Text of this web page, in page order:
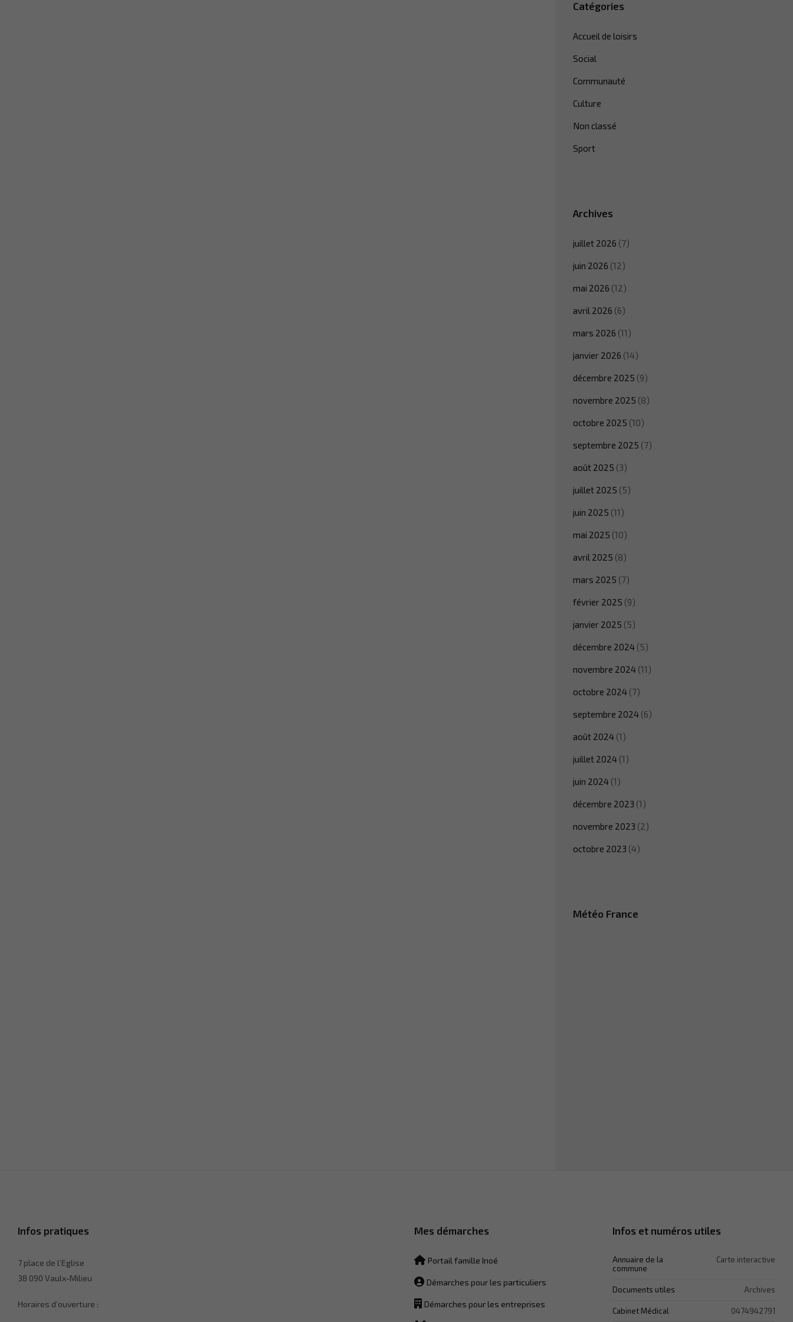
Catégories
Accueil de loisirs
Social
Communauté
Culture
Non classé
Sport
Archives
juillet 2026 (7)
juin 2026 (12)
mai 2026 (12)
avril 2026 (6)
mars 2026 (11)
janvier 2026 (14)
décembre 2025 (9)
novembre 2025 (8)
octobre 2025 (10)
septembre 2025 (7)
août 2025 (3)
juillet 2025 (5)
juin 2025 (11)
mai 2025 (10)
avril 2025 (8)
mars 2025 (7)
février 2025 (9)
janvier 2025 (5)
décembre 2024(5)
novembre 2024(11)
octobre 2024(7)
septembre 2024(6)
août 2024(1)
juillet 2024(1)
juin 2024(1)
décembre 2023 (1)
novembre 2023 (2)
octobre 2023 (4)
Météo France
Infos pratiques
7 place de l’Eglise
38 090 Vaulx-Milieu
Horaires d’ouverture :
Mes démarches
Portail famille Inoé
Démarches pour les particuliers
Démarches pour les entreprises
Infos et numéros utiles
Annuaire de la
commune
Carte interactive
Documents utiles Archives
Cabinet Médical 0474942791
Nécessaire
facultatifs. Ils
nécessaires
fonctionnement